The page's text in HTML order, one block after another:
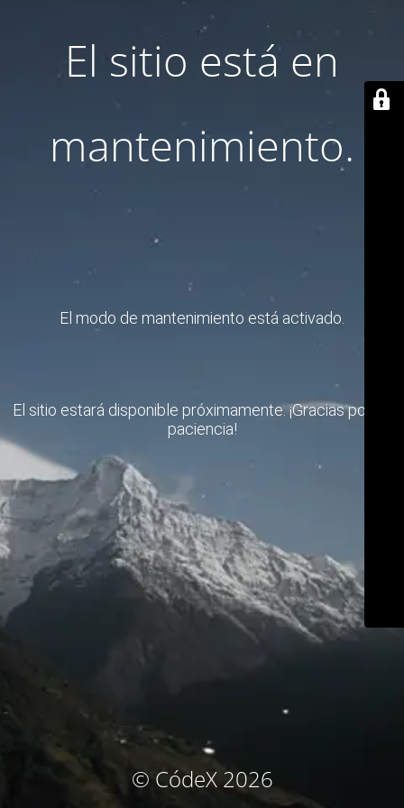
El sitio está en
mantenimiento.
El modo de mantenimiento está activado.
El sitio estará disponible próximamente. ¡Gracias por su
paciencia!
© CódeX 2026